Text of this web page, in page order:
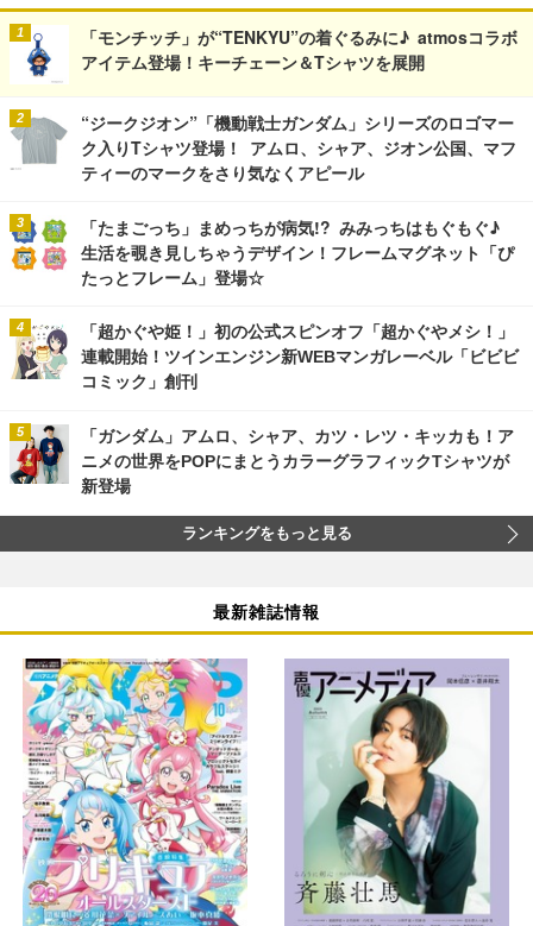
「モンチッチ」が“TENKYU”の着ぐるみに♪ atmosコラボ
アイテム登場！キーチェーン＆Tシャツを展開
“ジークジオン”「機動戦士ガンダム」シリーズのロゴマー
ク入りTシャツ登場！ アムロ、シャア、ジオン公国、マフ
ティーのマークをさり気なくアピール
「たまごっち」まめっちが病気!? みみっちはもぐもぐ♪
生活を覗き見しちゃうデザイン！フレームマグネット「ぴ
たっとフレーム」登場☆
「超かぐや姫！」初の公式スピンオフ「超かぐやメシ！」
連載開始！ツインエンジン新WEBマンガレーベル「ビビビ
コミック」創刊
「ガンダム」アムロ、シャア、カツ・レツ・キッカも！ア
ニメの世界をPOPにまとうカラーグラフィックTシャツが
新登場
ランキングをもっと見る
最新雑誌情報